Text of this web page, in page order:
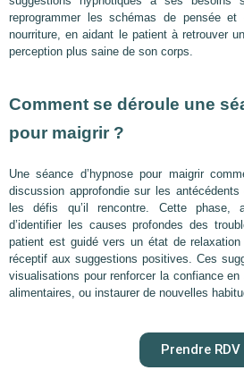
reprogrammer les schémas de pensée
nourriture, en aidant le patient à retrouver
perception plus saine de son corps.
Comment se déroule une
pour maigrir ?
Une séance d’hypnose pour maigrir
discussion approfondie sur les
les défis qu’il rencontre. Cette phase,
d’identifier les causes profondes des
patient est guidé vers un état de
réceptif aux suggestions positives. Ces
visualisations pour renforcer la confiance
alimentaires, ou instaurer de nouvelles
Prendre RDV